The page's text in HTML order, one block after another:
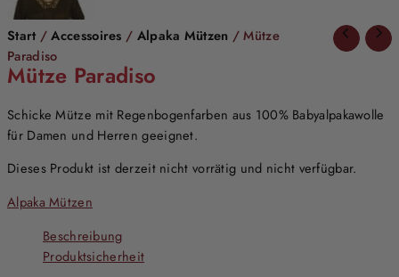
Start /Accessoires / Alpaka Mützen / Mütze
Paradiso
Mütze Paradiso
Schicke Mütze mit Regenbogenfarben aus 100% Babyalpakawolle
für Damen und Herren geeignet.
Dieses Produkt ist derzeit nicht vorrätig und nicht verfügbar.
Alpaka Mützen
Beschreibung
Produktsicherheit